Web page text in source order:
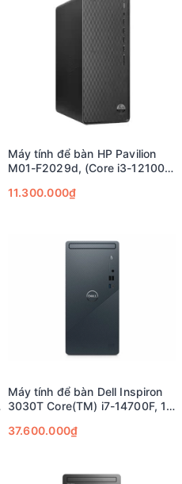
Máy tính để bàn HP Pavilion
M01-F2029d, (Core i3-12100,
Graphics)
11.300.000₫
Máy tính để bàn Dell Inspiron
3030T Core(TM) i7-14700F, 1 x
37.600.000₫